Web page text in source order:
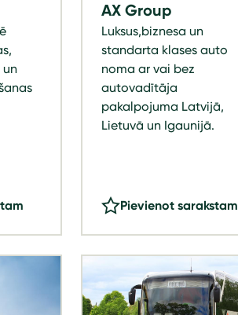
un
AX Group
Luksus,biznesa un
standarta klases auto
noma ar vai bez
autovadītāja
pakalpojuma Latvijā,
Lietuvā un Igaunijā.
Pievienot sarakstam